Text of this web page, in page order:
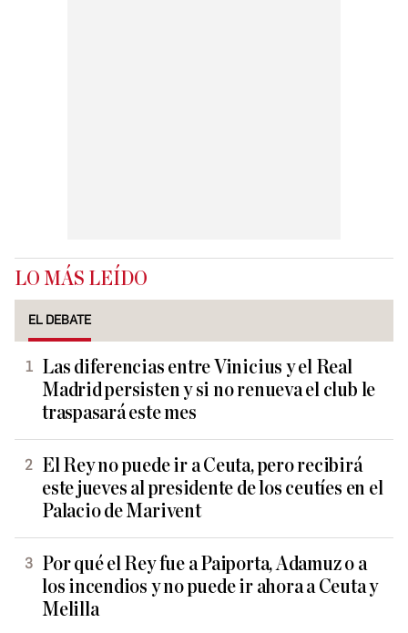
LO MÁS LEÍDO
EL DEBATE
Las diferencias entre Vinicius y el Real
Madrid persisten y si no renueva el club le
traspasará este mes
El Rey no puede ir a Ceuta, pero recibirá
este jueves al presidente de los ceutíes en el
Palacio de Marivent
Por qué el Rey fue a Paiporta, Adamuz o a
los incendios y no puede ir ahora a Ceuta y
Melilla